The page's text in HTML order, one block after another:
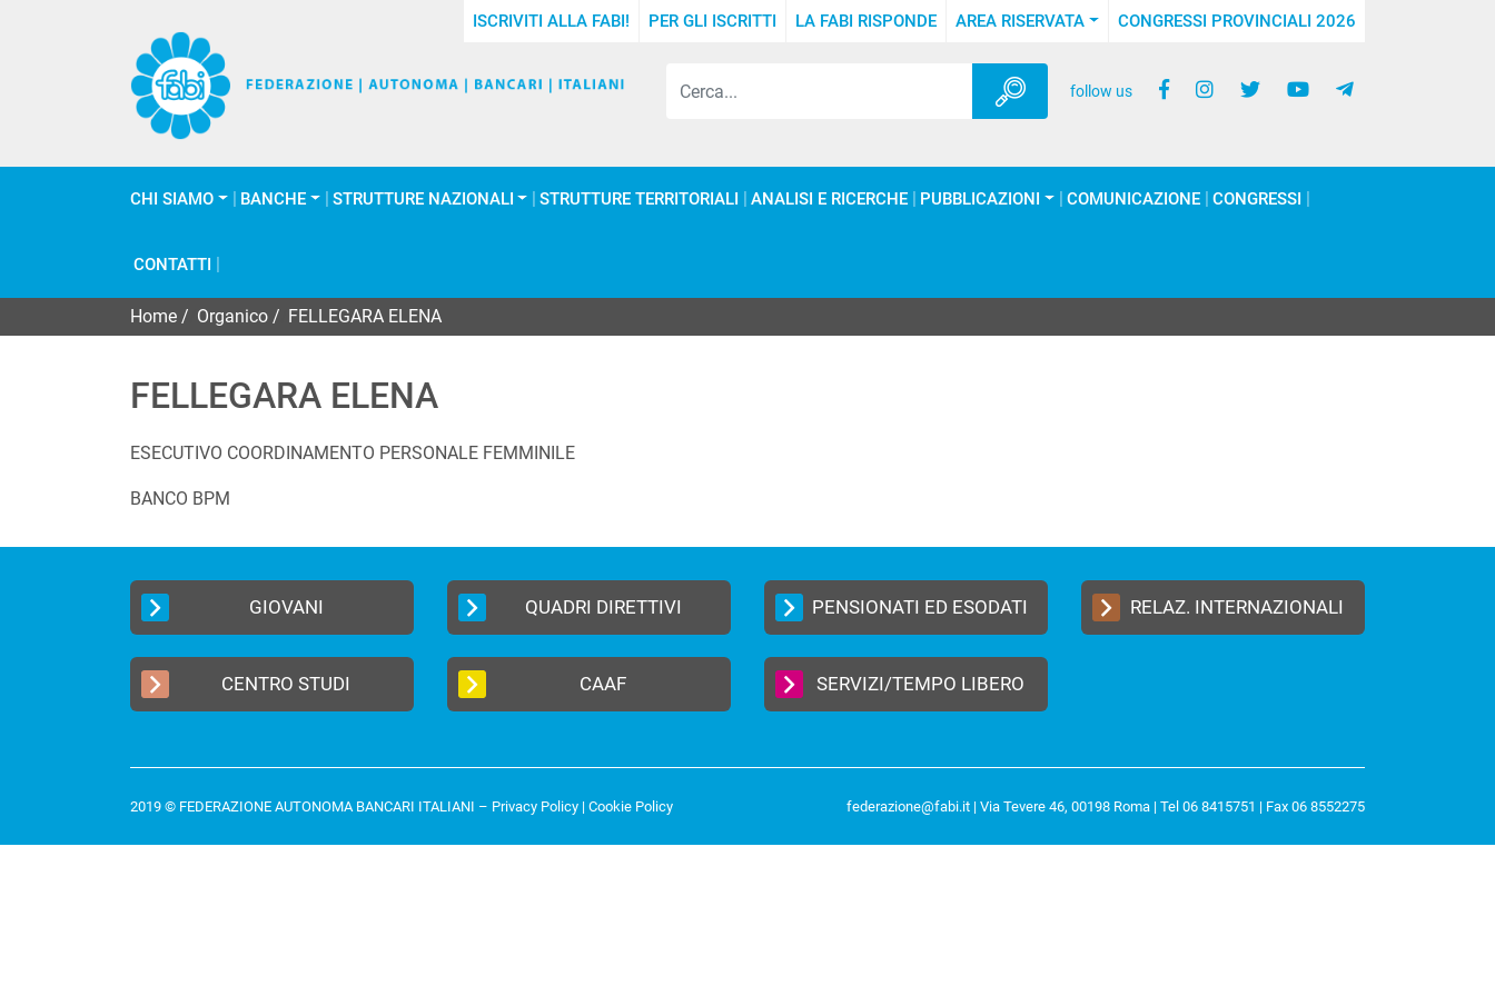
ISCRIVITI ALLA FABI! PER GLI ISCRITTI LA FABI RISPONDE AREA RISERVATA CONGRESSI PROVINCIALI 2026
follow us
CHI SIAMO BANCHE STRUTTURE NAZIONALI STRUTTURE TERRITORIALI ANALISI E RICERCHE PUBBLICAZIONI COMUNICAZIONE CONGRESSI
CONTATTI
Home Organico FELLEGARA ELENA
FELLEGARA ELENA
ESECUTIVO COORDINAMENTO PERSONALE FEMMINILE
BANCO BPM
GIOVANI QUADRI DIRETTIVI PENSIONATI ED ESODATI RELAZ. INTERNAZIONALI
CENTRO STUDI CAAF SERVIZI/TEMPO LIBERO
2019 © FEDERAZIONE AUTONOMA BANCARI ITALIANI – Privacy Policy | Cookie Policy federazione@fabi.it | Via Tevere 46, 00198 Roma | Tel 06 8415751 | Fax 06 8552275